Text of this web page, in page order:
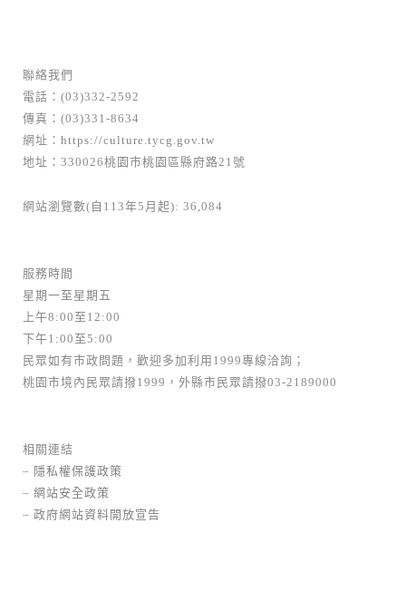
聯絡我們
電話：(03)332-2592
傳真：(03)331-8634
網址： https://culture.tycg.gov.tw
地址：330026桃園市桃園區縣府路21號
網站瀏覽數(自113年5月起): 36,084
服務時間
星期一至星期五
上午8:00至12:00
下午1:00至5:00
民眾如有市政問題，歡迎多加利用1999專線洽詢；
桃園市境內民眾請撥1999，外縣市民眾請撥03-2189000
相關連結
– 隱私權保護政策
– 網站安全政策
– 政府網站資料開放宣告